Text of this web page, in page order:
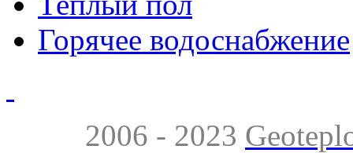
Горячее водоснабжение
2006 - 2023